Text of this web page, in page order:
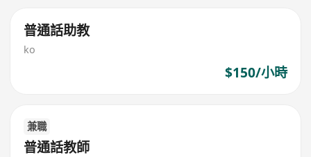
普通話助教
ko
$150/小時
兼職
普通話教師